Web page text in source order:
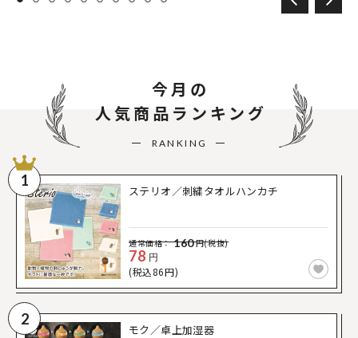
今月の
人気商品ランキング
RANKING
1
ステリオ／刺繍タオルハンカチ
通常価格： 160円(税抜)
78 円
(税込86円)
2
モク／卓上加湿器